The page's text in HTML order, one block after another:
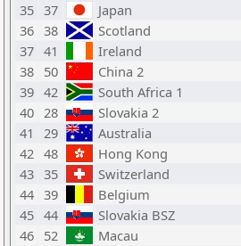
35 37 Japan
36 38 Scotland
37 41 Ireland
38 50 China 2
39 42 South Africa 1
40 28 Slovakia 2
41
29 Australia
42 48 Hong Kong
43 35 Switzerland
44 39 Belgium
45 44 Slovakia BSZ
46 52 Macau